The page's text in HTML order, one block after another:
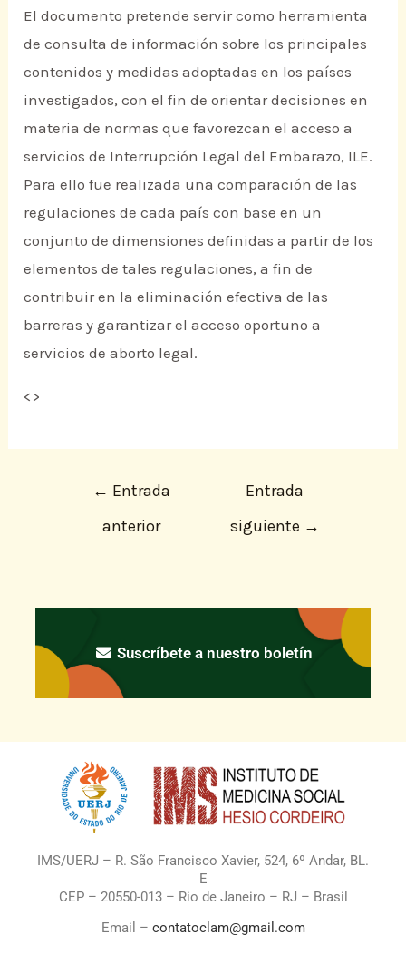
El documento pretende servir como herramienta
de consulta de información sobre los principales
contenidos y medidas adoptadas en los países
investigados, con el fin de orientar decisiones en
materia de normas que favorezcan el acceso a
servicios de Interrupción Legal del Embarazo, ILE.
Para ello fue realizada una comparación de las
regulaciones de cada país con base en un
conjunto de dimensiones definidas a partir de los
elementos de tales regulaciones, a fin de
contribuir en la eliminación efectiva de las
barreras y garantizar el acceso oportuno a
servicios de aborto legal.
< >
← Entrada
anterior
Entrada
siguiente →
Suscríbete a nuestro boletín
IMS/UERJ – R. São Francisco Xavier, 524, 6º Andar, BL.
E
CEP – 20550-013 – Rio de Janeiro – RJ – Brasil
Email – contatoclam@gmail.com